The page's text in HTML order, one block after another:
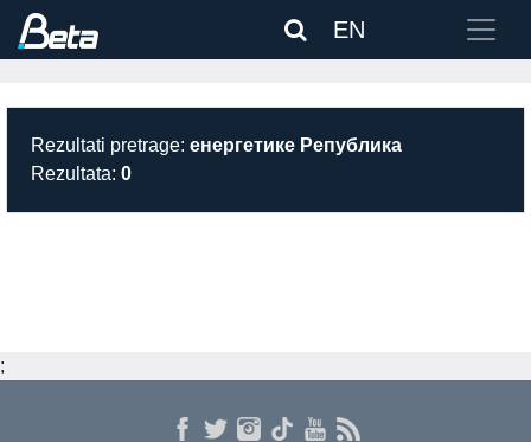
EN
Rezultati pretrage: енергетике Република
Rezultata: 0
;